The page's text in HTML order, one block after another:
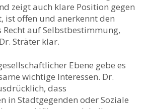
zeigt auch klare Position gegen
ist offen und anerkennt den
auf Selbstbestimmung,
Sträter klar.
Ebene gebe es
wichtige Interessen. Dr.
dass
in Stadtgegenden oder Soziale